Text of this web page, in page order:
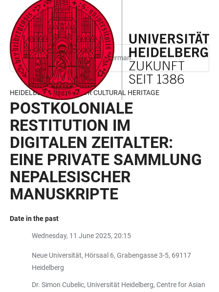
ACCESSIBILITY
LINKS
JUMP
TO
MAIN
CONTENT
OPEN
MAIN
NAVIGATION
OPEN
SEARCH
FORM
This page is only available in German.
HEIDELBERG CENTER FOR CULTURAL HERITAGE
POSTKOLONIALE
RESTITUTION IM
DIGITALEN ZEITALTER:
EINE PRIVATE SAMMLUNG
NEPALESISCHER
MANUSKRIPTE
Date in the past
Wednesday, 11 June 2025, 20:15
Neue Universität, Hörsaal 6, Grabengasse 3-5, 69117
Heidelberg
Dr. Simon Cubelic, Universität Heidelberg, Centre for Asian